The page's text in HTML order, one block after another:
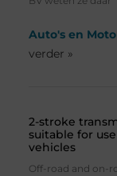
Auto's en
verder »
2-stroke
suitable for
vehicles
Off-road and on-